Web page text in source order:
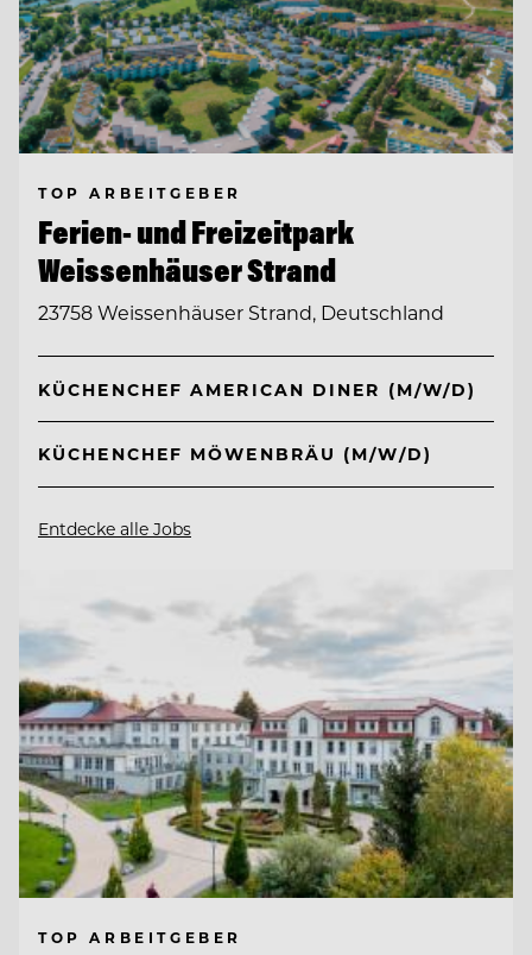
TOP ARBEITGEBER
Ferien- und Freizeitpark
Weissenhäuser Strand
23758 Weissenhäuser Strand, Deutschland
KÜCHENCHEF AMERICAN DINER (M/W/D)
KÜCHENCHEF MÖWENBRÄU (M/W/D)
Entdecke alle Jobs
TOP ARBEITGEBER